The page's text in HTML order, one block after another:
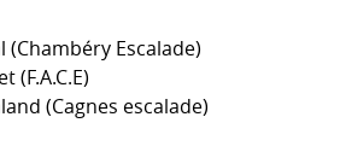
(Chambéry Escalade)
(F.A.C.E)
(Cagnes escalade)